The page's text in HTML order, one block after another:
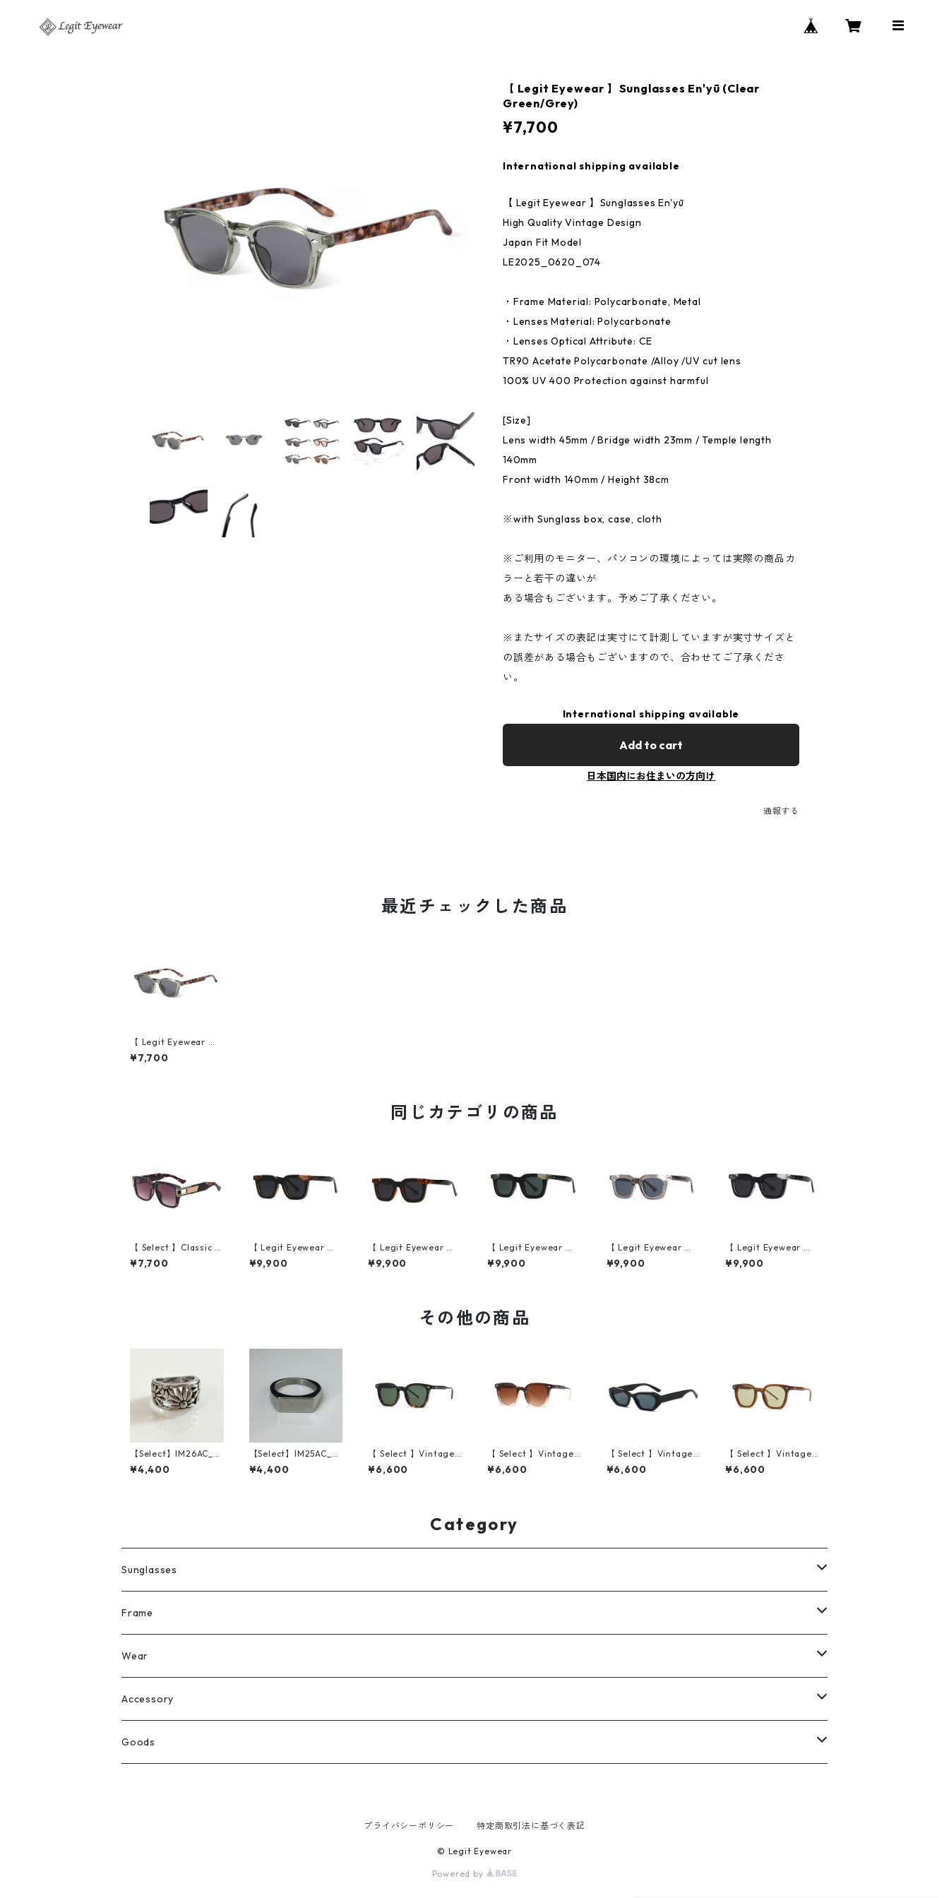
【 Legit Eyewear 】Sunglasses En'yū (Clear
Green/Grey)
¥7,700
International shipping available
【 Legit Eyewear 】Sunglasses En'yū
High Quality Vintage Design
Japan Fit Model
LE2025_0620_074
・Frame Material: Polycarbonate, Metal
・Lenses Material: Polycarbonate
・Lenses Optical Attribute: CE
TR90 Acetate Polycarbonate /Alloy /UV cut lens
100% UV 400 Protection against harmful
[Size]
Lens width 45mm / Bridge width 23mm / Temple length
140mm
Front width 140mm / Height 38cm
※with Sunglass box, case, cloth
※ご利用のモニター、パソコンの環境によっては実際の商品カ
ラーと若干の違いが
ある場合もございます。予めご了承ください。
※またサイズの表記は実寸にて計測していますが実寸サイズと
の誤差がある場合もございますので、合わせてご了承くださ
い。
International shipping available
Add to cart
日本国内にお住まいの方向け
通報する
最近チェックした商品
【 Legit Eyewear 】S
unglasses En'yū (Cle
ar Green/Grey)
¥7,700
同じカテゴリの商品
【 Select 】Classic V
intage Square Large
Flame Sunglasses (D
¥7,700
【 Legit Eyewear 】S
unglasses Konoe (Bl
ack Wood/Grey)
¥9,900
【 Legit Eyewear 】S
unglasses Konoe (Bl
ack Demi/Grey)
¥9,900
【 Legit Eyewear 】S
unglasses Konoe (Bl
ack Clear Grey/Gree
¥9,900
【 Legit Eyewear 】S
unglasses Konoe (Cl
ear Grey/Grey)
¥9,900
【 Legit Eyewear 】S
unglasses Konoe (Bl
ack Clear/Grey)
¥9,900
その他の商品
【Select】IM26AC_R
G031/ Vintaged Flo
wer Grunge Ring（Si
¥4,400
【Select】IM25AC_R
G023 / Simple squar
er ring（Silver）
¥4,400
【 Select 】Vintage
Square New Style Su
nglasses (Black/Dar
¥6,600
【 Select 】Vintage
Square New Style Su
nglasses ( Brown/Te
¥6,600
【 Select 】Vintage I
rregular Cat Eye Sun
glasses (Black/Grey)
¥6,600
【 Select 】Vintage
Square New Style Su
nglasses (Tea/Light
¥6,600
Category
Sunglasses
All
Legit Eyewear
Select
Frame
ボストン
ウェリントン
スクエア
Wear
All
Tee
Accessory
Ring
Goods
プライバシーポリシー 特定商取引法に基づく表記
© Legit Eyewear
Powered by